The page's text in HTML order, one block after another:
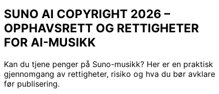
SUNO AI COPYRIGHT 2026 –
OPPHAVSRETT OG RETTIGHETER
FOR AI-MUSIKK
Kan du tjene penger på Suno-musikk? Her er en praktisk
gjennomgang av rettigheter, risiko og hva du bør avklare
før publisering.